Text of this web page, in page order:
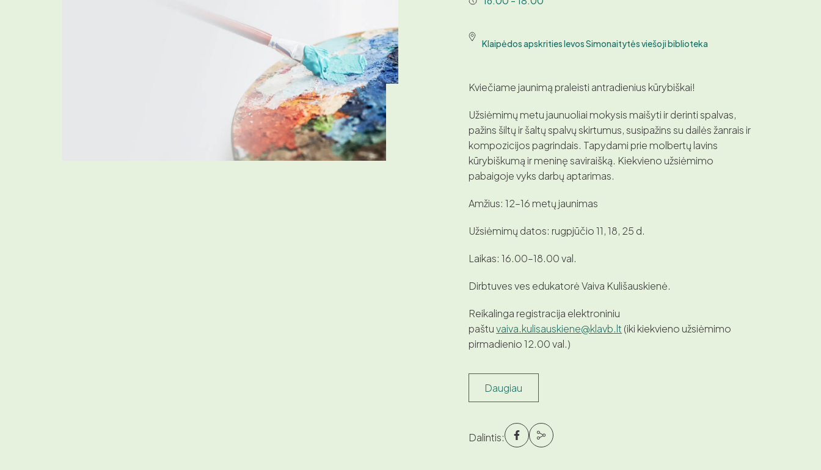
Klaipėdos apskrities Ievos Simonaitytės viešoji biblioteka
Kviečiame jaunimą praleisti antradienius kūrybiškai!
Užsiėmimų metu jaunuoliai mokysis maišyti ir derinti spalvas,
pažins šiltų ir šaltų spalvų skirtumus, susipažins su dailės žanrais ir
kompozicijos pagrindais. Tapydami prie molbertų lavins
kūrybiškumą ir meninę saviraišką. Kiekvieno užsiėmimo
pabaigoje vyks darbų aptarimas.
Amžius: 12–16 metų jaunimas
Užsiėmimų datos: rugpjūčio 11, 18, 25 d.
Laikas: 16.00–18.00 val.
Dirbtuves ves edukatorė Vaiva Kulišauskienė.
Reikalinga registracija elektroniniu
paštuvaiva.kulisauskiene@klavb.lt (iki kiekvieno užsiėmimo
pirmadienio 12.00 val.)
Daugiau
Dalintis: